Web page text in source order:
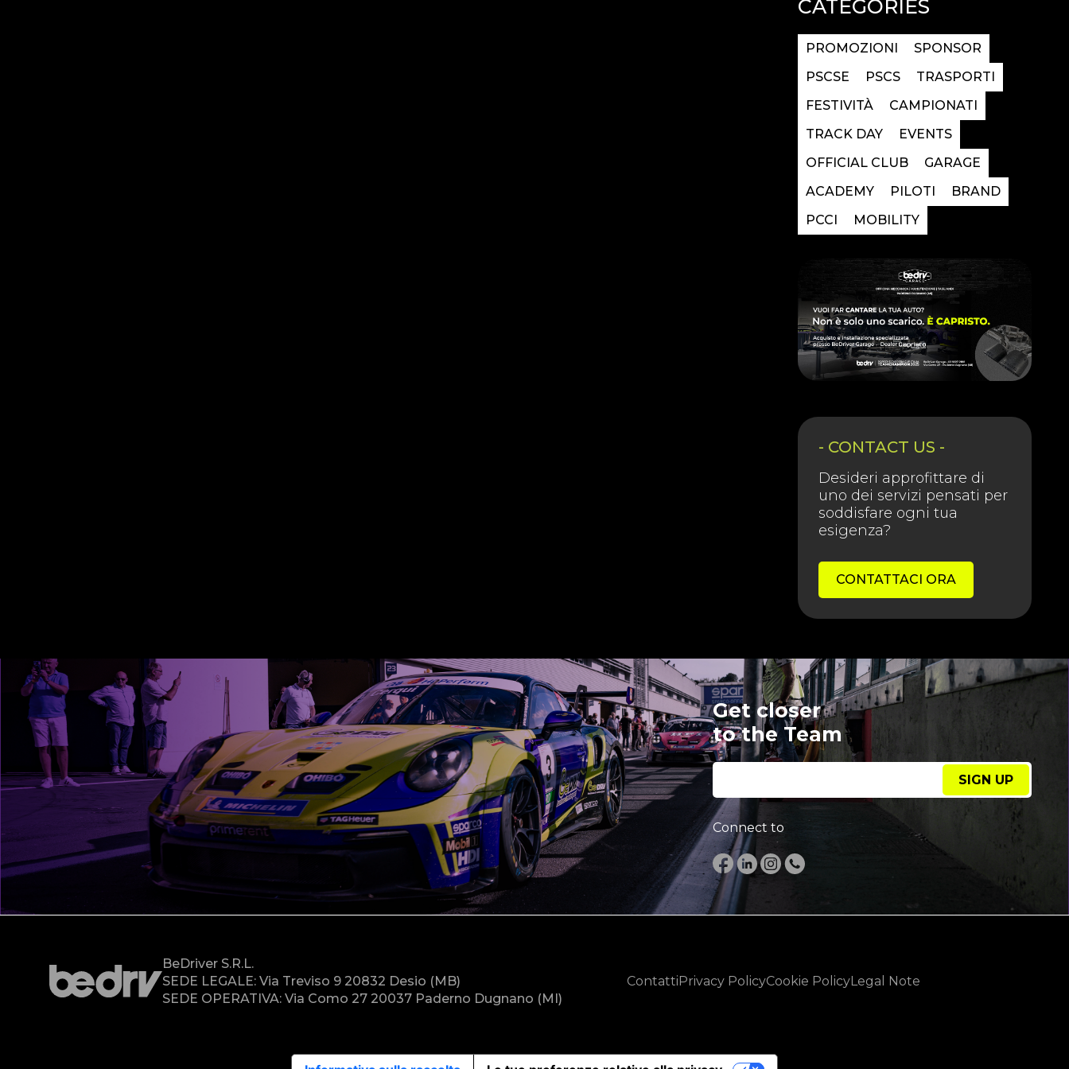
CATEGORIES
PROMOZIONI
SPONSOR
PSCSE
PSCS
TRASPORTI
FESTIVITÀ
CAMPIONATI
TRACK DAY
EVENTS
OFFICIAL CLUB
GARAGE
ACADEMY
PILOTI
BRAND
PCCI
MOBILITY
- CONTACT US -
Desideri approfittare di
uno dei servizi pensati per
soddisfare ogni tua
esigenza?
CONTATTACI ORA
Get closer
to the Team
SIGN UP
Connect to
BeDriver S.r.l.
SEDE LEGALE: Via Treviso 9 20832 Desio (MB)
SEDE OPERATIVA: Via Como 27 20037 Paderno Dugnano (MI)
ContattiPrivacy PolicyCookie PolicyLegal Note